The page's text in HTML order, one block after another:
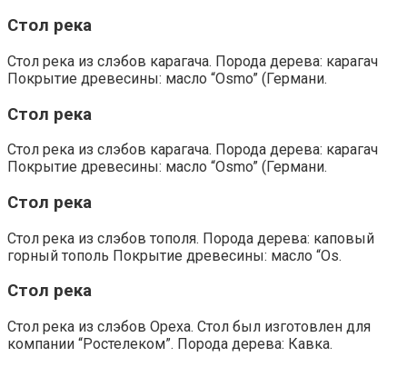
Стол река
Стол река из слэбов карагача. Порода дерева: карагач
Покрытие древесины: масло “Osmo” (Германи.
Стол река
Стол река из слэбов карагача. Порода дерева: карагач
Покрытие древесины: масло “Osmo” (Германи.
Стол река
Стол река из слэбов тополя. Порода дерева: каповый
горный тополь Покрытие древесины: масло “Os.
Стол река
Стол река из слэбов Ореха. Стол был изготовлен для
компании “Ростелеком”. Порода дерева: Кавка.